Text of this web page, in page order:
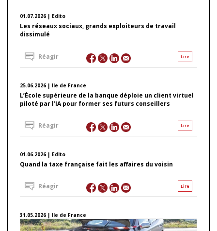
01.07.2026 | Edito
Les réseaux sociaux, grands exploiteurs de travail
dissimulé
Lire
Réagir
25.06.2026 | Ile de France
L’École supérieure de la banque déploie un client virtuel
piloté par l’IA pour former ses futurs conseillers
Lire
Réagir
01.06.2026 | Edito
Quand la taxe française fait les affaires du voisin
Lire
Réagir
31.05.2026 | Ile de France